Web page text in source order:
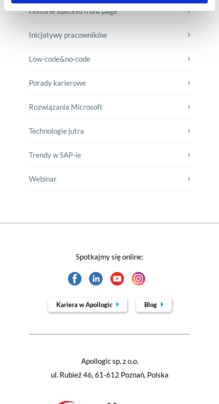
Historie sukcesu front page
Inicjatywy pracowników
Low-code&no-code
Porady karierowe
Rozwiązania Microsoft
Technologie jutra
Trendy w SAP-ie
Webinar
Apollogic sp. z o.o.
ul. Rubież 46, 61-612 Poznań, Polska
Spotkajmy się online:
Kariera w Apollogic Blog